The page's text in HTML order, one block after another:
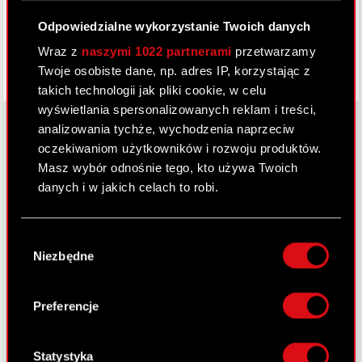
Odpowiedzialne wykorzystanie Twoich danych
Wraz z naszymi 1022 partnerami przetwarzamy
Twoje osobiste dane, np. adres IP, korzystając z
takich technologii jak pliki cookie, w celu
wyświetlania spersonalizowanych reklam i treści,
analizowania tychże, wychodzenia naprzeciw
oczekiwaniom użytkowników i rozwoju produktów.
Masz wybór odnośnie tego, kto używa Twoich
danych i w jakich celach to robi.
lokalizacji geograficznej z dokładnością nawet
Identyfikować Twoje urządzenie, aktywnie
analizując charakteryzującego je zbiory
palca)
zgody
Niezbędne
Preferencje
Statystyka
O CD PROJEKT
Grupa Kapitałowa
Inwestorzy
Kariera